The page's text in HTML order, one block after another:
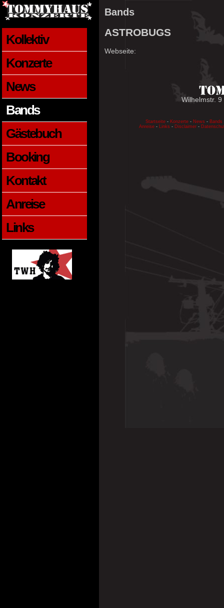
Kollektiv
Konzerte
News
Bands
Gästebuch
Booking
Kontakt
Anreise
Links
Bands
ASTROBUGS
Webseite:
Wilhelmstr.
Startseite - Konzerte - News - Bands
Anreise - Links - Disclaimer -